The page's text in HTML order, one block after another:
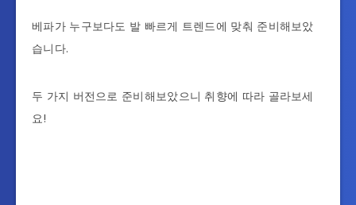
베파가 누구보다도 발 빠르게 트렌드에 맞춰 준비해보았
습니다.
두 가지 버전으로 준비해보았으니 취향에 따라 골라보세
요!